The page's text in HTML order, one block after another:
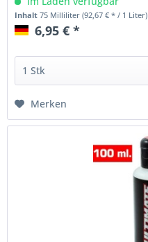
Inhalt75 Milliliter(92,67 € * / 1 Liter)
6,95 € *
Merken